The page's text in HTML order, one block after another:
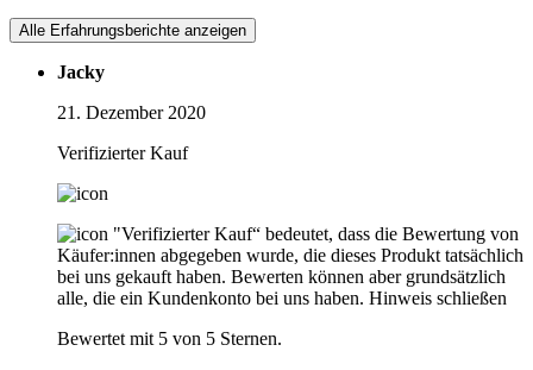
Alle Erfahrungsberichte anzeigen
Jacky
21. Dezember 2020
Verifizierter Kauf
"Verifizierter Kauf“ bedeutet, dass die Bewertung von
Käufer:innen abgegeben wurde, die dieses Produkt tatsächlich
bei uns gekauft haben. Bewerten können aber grundsätzlich
alle, die ein Kundenkonto bei uns haben. Hinweis schließen
Bewertet mit 5 von 5 Sternen.